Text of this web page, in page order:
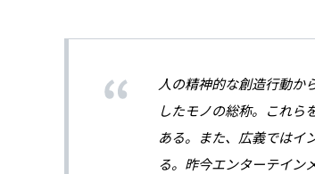
人の精神的な創造行動か
したモノの総称。これら
ある。また、広義ではイ
る。昨今エンターテイン